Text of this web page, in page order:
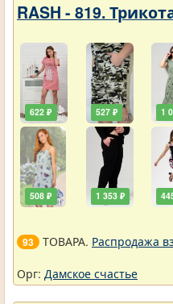
RASH - 819.
622 ₽
508 ₽
527 ₽
1 353 ₽
1
93 ТОВАРА. Распродажа
Орг: Дамское счастье